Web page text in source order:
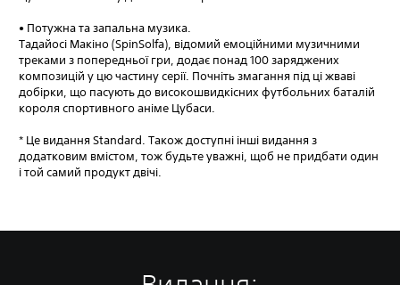
• Потужна та запальна музика.
Тадайосі Макіно (SpinSolfa), відомий емоційними музичними
треками з попередньої гри, додає понад 100 заряджених
композицій у цю частину серії. Почніть змагання під ці жваві
добірки, що пасують до високошвидкісних футбольних баталій
короля спортивного аніме Цубаси.
* Це видання Standard. Також доступні інші видання з
додатковим вмістом, тож будьте уважні, щоб не придбати один
і той самий продукт двічі.